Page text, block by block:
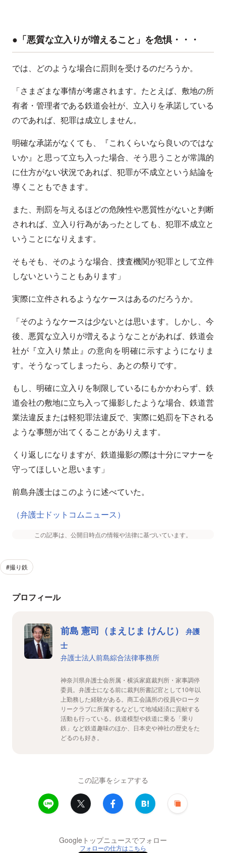
●「悪質な立入りが増えること」を危惧・・・
では、どのような場合に罰則を受けるのだろうか。
「さまざまな事情が考慮されます。たとえば、敷地の所
有者・管理者である鉄道会社が、立入りを承諾している
のであれば、犯罪は成立しません。
明確な承諾がなくても、『これくらいなら良いのではな
いか』と思って立ち入った場合、そう思うことが常識的
に仕方がない状況であれば、犯罪が不成立という結論を
導くこともできます。
また、刑罰を与えるほどの危険性や悪質性がないと判断
されれば、立入り行為があったとしても、犯罪不成立と
いうことになりえます。
そもそも、そのような場合、捜査機関が犯罪として立件
しないということもあります」
実際に立件されるようなケースはあるのだろうか。
「そのようなケースは少ないとは思います。しかし、今
後、悪質な立入りが増えるようなことがあれば、鉄道会
社が『立入り禁止』の意向を明確に示すようになりま
す。そうなってしまったら、あとの祭りです。
もし、明確に立入りを制限しているにもかかわらず、鉄
道会社の敷地に立ち入って撮影したような場合、鉄道営
業法違反または軽犯罪法違反で、実際に処罰を下される
ような事態が出てくることがありえます。
くり返しになりますが、鉄道撮影の際は十分にマナーを
守ってほしいと思います」
前島弁護士はこのように述べていた。
（弁護士ドットコムニュース）
この記事は、公開日時点の情報や法律に基づいています。
#撮り鉄
プロフィール
前島 憲司（まえじま けんじ）
弁護
士
弁護士法人前島綜合法律事務所
神奈川県弁護士会所属・横浜家庭裁判所・家事調停
委員。弁護士になる前に裁判所書記官として10年以
上勤務した経験がある。商工会議所の役員やロータ
リークラブに所属するなどして地域経済に貢献する
活動も行っている。鉄道模型や鉄道に乗る「乗り
鉄」など鉄道趣味のほか、日本史や神社の歴史をた
どるのも好き。
この記事をシェアする
Googleトップニュースでフォロー
フォローの仕方はこちら